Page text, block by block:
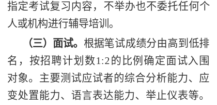
指定考试复习内容，不举办也不委托任何个
人或机构进行辅导培训。
（三）面试。 根据笔试成绩分由高到低排
名，按招聘计划数1:2 的比例确定面试入围
对象。主要测试应试者的综合分析能力、应
变处置能力、语言表达能力、举止仪表等。